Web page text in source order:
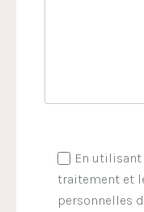
En utilisant
traitement et
personnelles